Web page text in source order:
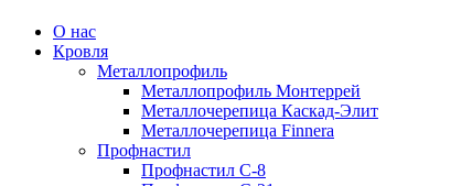
О нас
Кровля
Металлопрофиль
Металлопрофиль Монтеррей
Металлочерепица Каскад-Элит
Металлочерепица Finnera
Профнастил
Профнастил С-8